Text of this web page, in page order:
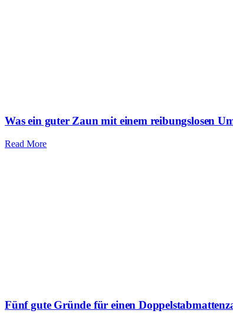
Was ein guter Zaun mit einem reibungslosen
Read More
Fünf gute Gründe für einen